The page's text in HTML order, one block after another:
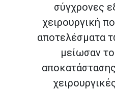
σύγχρονες
χειρουργική
αποτελέσματα
μείωσαν